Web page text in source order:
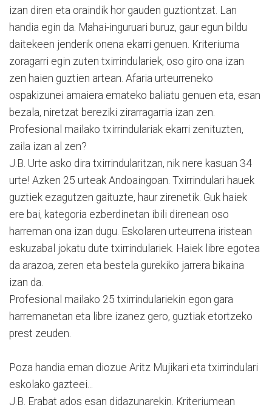
izan diren eta oraindik hor gauden guztiontzat. Lan
handia egin da. Mahai-inguruari buruz, gaur egun bildu
daitekeen jenderik onena ekarri genuen. Kriteriuma
zoragarri egin zuten txirrindulariek, oso giro ona izan
zen haien guztien artean. Afaria urteurreneko
ospakizunei amaiera emateko baliatu genuen eta, esan
bezala, niretzat bereziki zirarragarria izan zen.
Profesional mailako txirrindulariak ekarri zenituzten,
zaila izan al zen?
J.B. Urte asko dira txirrindularitzan, nik nere kasuan 34
urte! Azken 25 urteak Andoaingoan. Txirrindulari hauek
guztiek ezagutzen gaituzte, haur zirenetik. Guk haiek
ere bai, kategoria ezberdinetan ibili direnean oso
harreman ona izan dugu. Eskolaren urteurrena iristean
eskuzabal jokatu dute txirrindulariek. Haiek libre egotea
da arazoa, zeren eta bestela gurekiko jarrera bikaina
izan da.
Profesional mailako 25 txirrindulariekin egon gara
harremanetan eta libre izanez gero, guztiak etortzeko
prest zeuden.
Poza handia eman diozue Aritz Mujikari eta txirrindulari
eskolako gazteei...
J.B. Erabat ados esan didazunarekin. Kriteriumean